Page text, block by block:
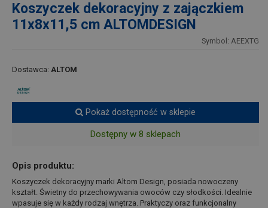
Koszyczek dekoracyjny z zajączkiem
11x8x11,5 cm ALTOMDESIGN
Symbol: AEEXTG
Dostawca: ALTOM
Pokaż dostępność w sklepie
Dostępny w 8 sklepach
Opis produktu:
Koszyczek dekoracyjny marki Altom Design, posiada nowoczeny
kształt. Świetny do przechowywania owoców czy słodkości. Idealnie
wpasuje się w każdy rodzaj wnętrza. Praktyczy oraz funkcjonalny